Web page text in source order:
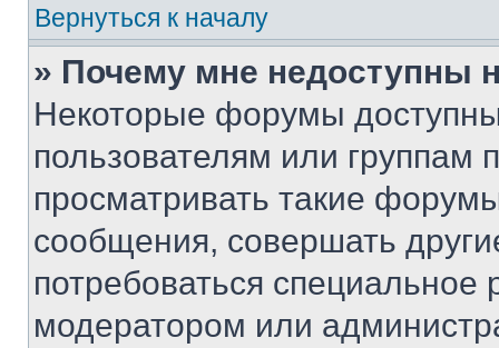
Вернуться к началу
» Почему мне недоступны
Некоторые форумы
пользователям или группам
просматривать такие
сообщения, совершать
потребоваться
модератором или